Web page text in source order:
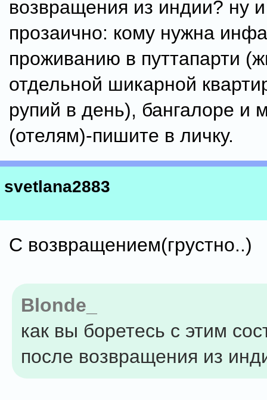
возвращения из индии? ну
прозаично: кому нужна
проживанию в путтапарти
отдельной шикарной
рупий в день), бангалоре и
(отелям)-пишите в личку.
svetlana2883
C возвращением(грустно..)
Blonde_
как вы боретесь с этим
после возвращения из